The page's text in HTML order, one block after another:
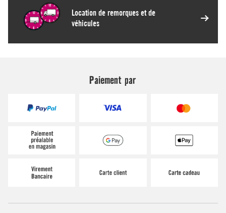
Paiement par